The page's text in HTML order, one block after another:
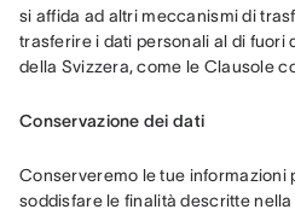
si affida ad altri meccanismi di
trasferire i dati personali al di fuori
della Svizzera, come le Clausole
Conservazione dei dati
Conserveremo le tue informazioni
soddisfare le finalità descritte